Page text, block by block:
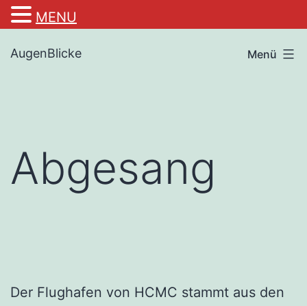
Inhalt
AugenBlicke Menü
Abgesang
Der Flughafen von HCMC stammt aus den
MENU